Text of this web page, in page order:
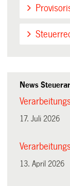
News
17. Juli 2026
13. April 2026